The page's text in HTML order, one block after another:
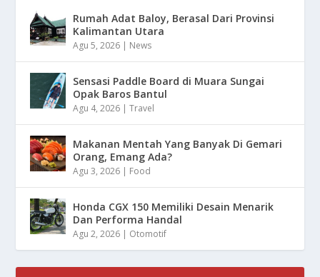
Rumah Adat Baloy, Berasal Dari Provinsi
Kalimantan Utara
Agu 5, 2026 | News
Sensasi Paddle Board di Muara Sungai
Opak Baros Bantul
Agu 4, 2026 |Travel
Makanan Mentah Yang Banyak Di Gemari
Orang, Emang Ada?
Agu 3, 2026 | Food
Honda CGX 150 Memiliki Desain Menarik
Dan Performa Handal
Agu 2, 2026 | Otomotif